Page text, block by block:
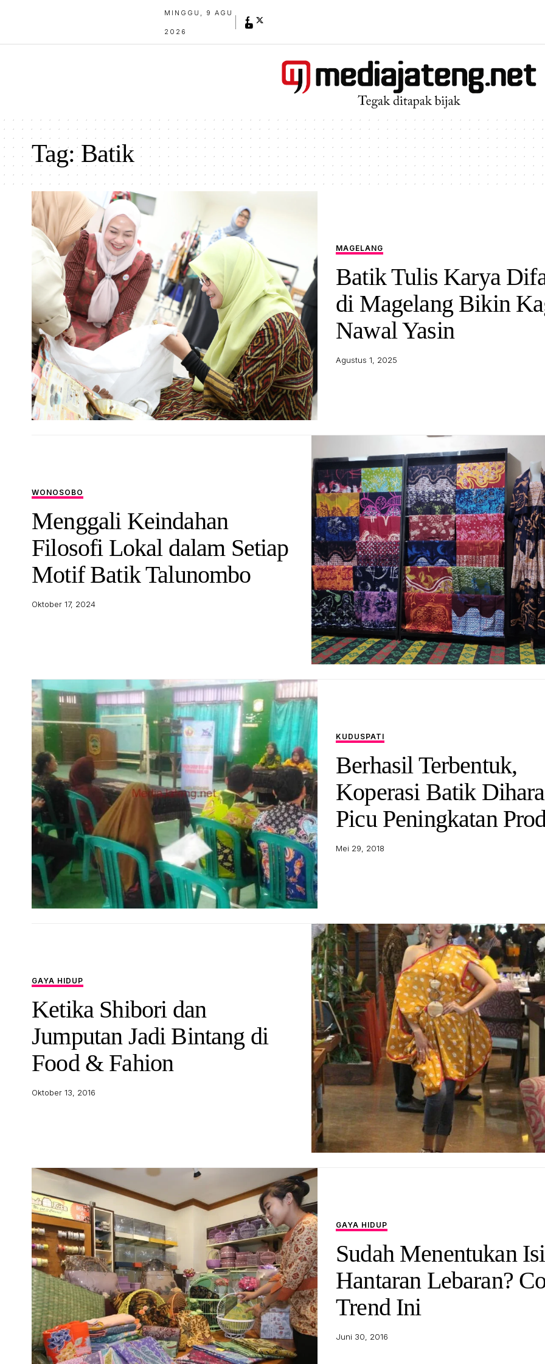
MINGGU, 9 AGU
2026
Tag:Batik
MAGELANG
Batik Tulis Karya
di Magelang Bikin
Nawal Yasin
Agustus 1, 2025
WONOSOBO
Menggali Keindahan
Filosofi Lokal dalam Setiap
Motif Batik Talunombo
Oktober 17, 2024
KUDUSPATI
Berhasil Terbentuk,
Koperasi Batik
Picu Peningkatan
Mei 29, 2018
GAYA HIDUP
Ketika Shibori dan
Jumputan Jadi Bintang di
Food & Fahion
Oktober 13, 2016
GAYA HIDUP
Sudah Menentukan
Hantaran Lebaran?
Trend Ini
Juni 30, 2016